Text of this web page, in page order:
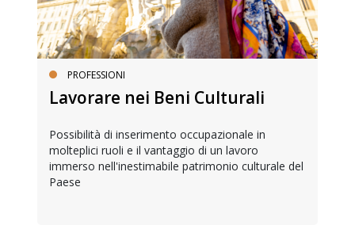
PROFESSIONI
Lavorare nei Beni Culturali
Possibilità di inserimento occupazionale in
molteplici ruoli e il vantaggio di un lavoro
immerso nell'inestimabile patrimonio culturale del
Paese